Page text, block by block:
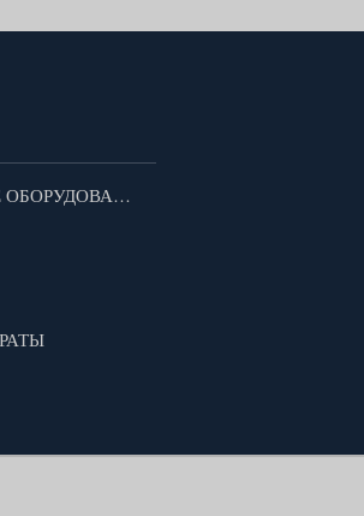
ДОПОЛНИТЕЛЬНОЕ ОБОРУДОВАНИЕ ДЛЯ МОТОБЛОКОВ